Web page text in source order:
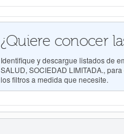
¿Quiere conocer
Identifique y descargue listados de
SALUD, SOCIEDAD LIMITADA.,
los filtros a medida que necesite.